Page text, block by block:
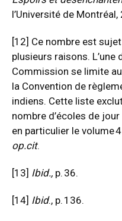
l’Université de Montréal,
[12] Ce nombre est
plusieurs raisons. L’une
Commission se limite
la Convention de
indiens. Cette liste
nombre d’écoles de
en particulier le volume
op.cit.
[13] Ibid., p. 36.
[14] Ibid., p. 136.